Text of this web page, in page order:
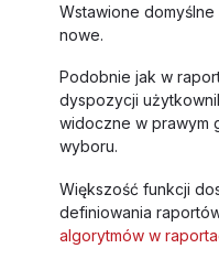
Wstawione
nowe.
Podobnie jak w
dyspozycji
widoczne w prawym
wyboru.
Większość funkcji
definiowania
algorytmów w